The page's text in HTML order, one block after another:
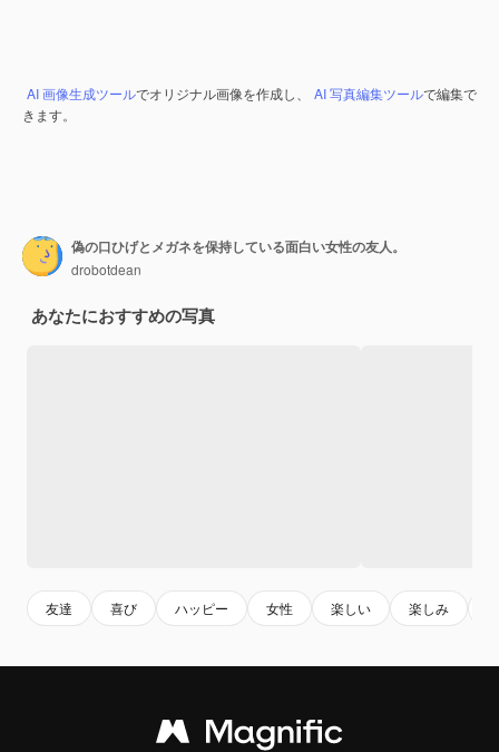
AI 画像生成ツールでオリジナル画像を作成し、 AI 写真編集ツールで編集で
きます。
偽の口ひげとメガネを保持している面白い女性の友人。
drobotdean
あなたにおすすめの写真
友達 喜び ハッピー 女性 楽しい 楽しみ